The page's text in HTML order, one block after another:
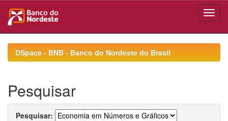
navigationDSpace - BNB - Banco do Nordeste do Brasil
Pesquisar
Pesquisar: